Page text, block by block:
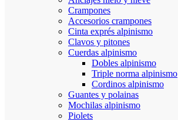
Crampones
Accesorios crampones
Cinta exprés alpinismo
Clavos y pitones
Cuerdas alpinismo
Dobles alpinismo
Triple norma alpinismo
Cordinos alpinismo
Guantes y polainas
Mochilas alpinismo
Piolets